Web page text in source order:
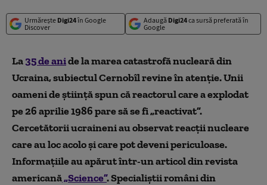
Urmărește Digi24în Google
Discover
Adaugă Digi24ca sursă preferată în
Google
La35 de anide la marea catastrofă nucleară din
Ucraina, subiectul Cernobîl revine în atenție.Unii
oameni de știință spun că reactorul care a explodat
pe 26 aprilie 1986 pare să se fi „reactivat”.
Cercetătoriiucraineniau observat reacții nucleare
care au loc acolo și care pot deveni periculoase.
Informațiile au apărut într-un articol din revista
americană„Science”.Specialiștii români din